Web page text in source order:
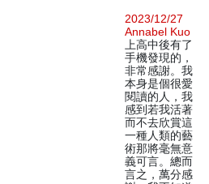
2023/12/27
Annabel Kuo
上高中後有了
手機發現的，
非常感謝。我
本身是個很愛
閱讀的人，我
感到若我活著
而不去欣賞這
一種人類的藝
術那將毫無意
義可言。總而
言之，萬分感